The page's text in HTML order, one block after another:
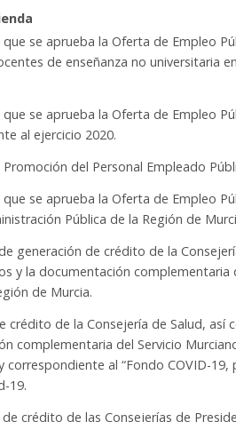
se aprueba la Oferta de Empleo
de enseñanza no universitaria
se aprueba la Oferta de Empleo
al ejercicio 2020.
del Personal Empleado
se aprueba la Oferta de Empleo
Pública de la Región de
generación de crédito de la
y la documentación complementaria
de Murcia.
crédito de la Consejería de Salud,
complementaria del Servicio
al “Fondo COVID-
19.
crédito de las Consejerías de